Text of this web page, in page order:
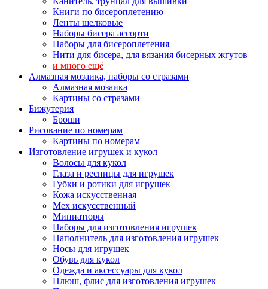
Книги по бисероплетению
Ленты шелковые
Наборы бисера ассорти
Наборы для бисероплетения
Нити для бисера, для вязания бисерных жгутов
и много ещё
Алмазная мозаика, наборы со стразами
Алмазная мозаика
Картины co стразами
Бижутерия
Броши
Рисование по номерам
Картины по номерам
Изготовление игрушек и кукол
Волосы для кукол
Глаза и ресницы для игрушек
Губки и ротики для игрушек
Кожа искусственная
Мех искусственный
Миниатюры
Наборы для изготовления игрушек
Наполнитель для изготовления игрушек
Носы для игрушек
Обувь для кукол
Одежда и аксессуары для кукол
Плюш, флис для изготовления игрушек